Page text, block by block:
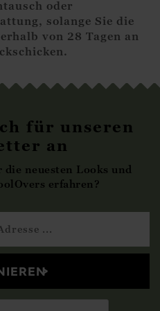
oder
solange Sie die
von 28 Tagen an
für unseren
an
die neuesten Looks und
erfahren?